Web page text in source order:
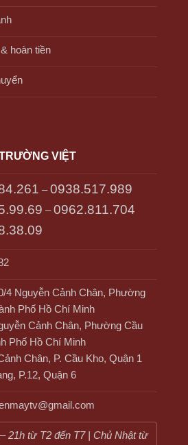
hoàn tiền
VIỆT
–0938.517.989
–0962.811.704
4 Nguyễn Cảnh Chân, Phường
Phố Hồ Chí Minh
Cảnh Chân, Phường Cầu
Phố Hồ Chí Minh
Chân, P. Cầu Kho, Quận 1
P.12, Quận 6
21h từ T2 đến T7 | Chủ Nhật từ